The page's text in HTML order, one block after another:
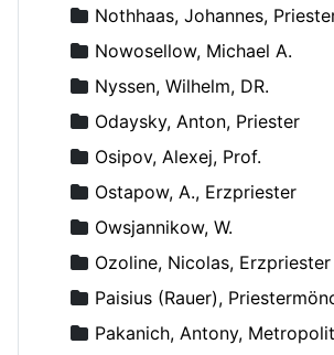
Nothhaas, Johannes,
Nowosellow, Michael A.
Nyssen, Wilhelm, DR.
Odaysky, Anton, Priester
Osipov, Alexej, Prof.
Ostapow, A., Erzpriester
Owsjannikow, W.
Ozoline, Nicolas, Erzpriester
Paisius (Rauer),
Pakanich, Antony,